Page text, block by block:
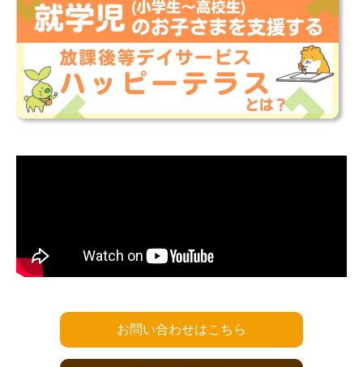
お問い合わせはこちら